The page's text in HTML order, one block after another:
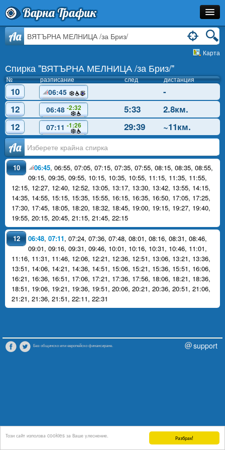
Разбрах!
Този сайт използва cookies за Ваше улеснение.
Варна Трафик
Спирка
Разписание
Как Да Стигна?
Инфо
Aa
Карта
Спирка "ВЯТЪРНА МЕЛНИЦА /за Бриз/"
№ разписание след дистанция
10 06:45
-
12
06:48 -2:32 5:33
2.8км.
12
07:11 -1:26 29:39 ~11км.
Аа
10 06:45, 06:55, 07:05, 07:15, 07:35, 07:55, 08:15, 08:35, 08:55,
09:15, 09:35, 09:55, 10:15, 10:35, 10:55, 11:15, 11:35, 11:55,
12:15, 12:27, 12:40, 12:52, 13:05, 13:17, 13:30, 13:42, 13:55, 14:15,
14:35, 14:55, 15:15, 15:35, 15:55, 16:15, 16:35, 16:50, 17:05, 17:25,
17:30, 17:45, 18:05, 18:20, 18:32, 18:45, 19:00, 19:15, 19:27, 19:40,
19:55, 20:15, 20:45, 21:15, 21:45, 22:15
12 06:48, 07:11, 07:24, 07:36, 07:48, 08:01, 08:16, 08:31, 08:46,
09:01, 09:16, 09:31, 09:46, 10:01, 10:16, 10:31, 10:46, 11:01,
11:16, 11:31, 11:46, 12:06, 12:21, 12:36, 12:51, 13:06, 13:21, 13:36,
13:51, 14:06, 14:21, 14:36, 14:51, 15:06, 15:21, 15:36, 15:51, 16:06,
16:21, 16:36, 16:51, 17:06, 17:21, 17:36, 17:56, 18:06, 18:21, 18:36,
18:51, 19:06, 19:21, 19:36, 19:51, 20:06, 20:21, 20:36, 20:51, 21:06,
21:21, 21:36, 21:51, 22:11, 22:31
Без общинско или европейско финансиране. support